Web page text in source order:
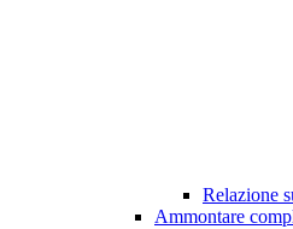
Relazione
Ammontare